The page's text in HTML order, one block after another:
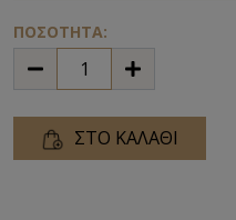
ΠΟΣΟΤΗΤΑ:
ΣΤΟ ΚΑΛΑΘΙ